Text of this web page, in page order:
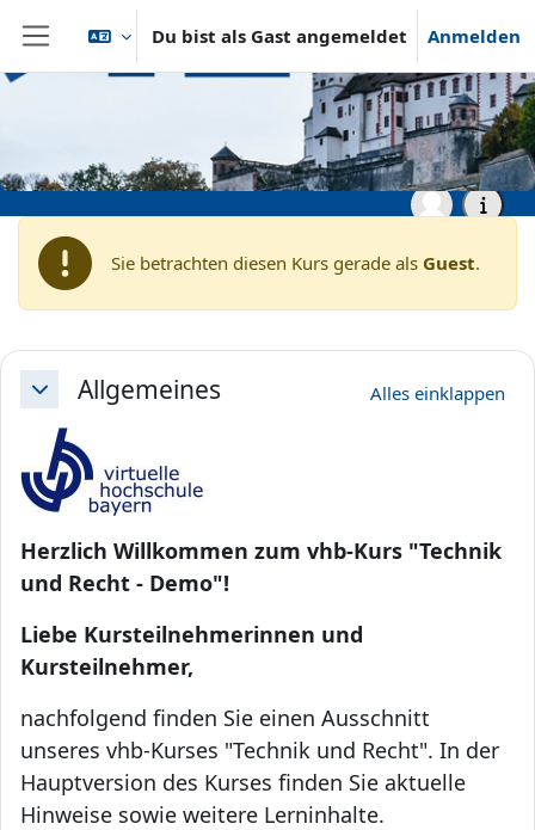
Zum Hauptinhalt
Website-Übersicht
Du bist als Gast angemeldet Anmelden
vhb - Prof. Hilgendorf, Prof. Bosch, Prof. Kudlich, Prof. Satzger
vhb - Technik und Recht - Demo
Sie betrachten diesen Kurs gerade als Guest.
Abschnittsübersicht
EinklappenAllgemeines Alles einklappen
Herzlich Willkommen zum vhb-Kurs "Technik
und Recht - Demo"!
Liebe Kursteilnehmerinnen und
Kursteilnehmer,
nachfolgend finden Sie einen Ausschnitt
unseres vhb-Kurses "Technik und Recht". In der
Hauptversion des Kurses finden Sie aktuelle
Hinweise sowie weitere Lerninhalte.